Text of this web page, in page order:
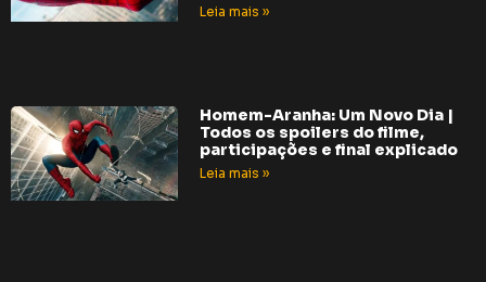
Leia mais »
Homem-Aranha: Um Novo Dia |
Todos os spoilers do filme,
participações e final explicado
Leia mais »